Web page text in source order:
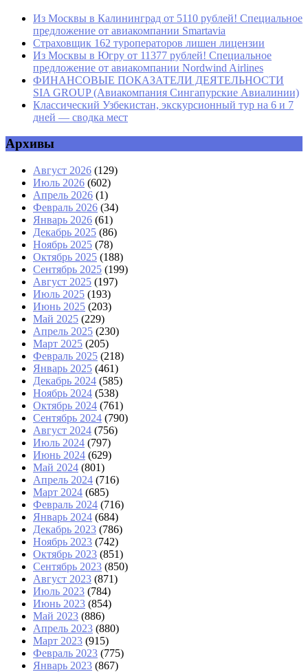
Из Москвы в Калининград от 5110 рублей! Специальное
предложение от авиакомпании Smartavia
Страховщик 162 туроператоров лишен лицензии
Из Москвы в Югру от 11377 рублей! Специальное
предложение от авиакомпании Nordwind Airlines
ФИНАНСОВЫЕ ПОКАЗАТЕЛИ ДЕЯТЕЛЬНОСТИ
SIA GROUP (Авиакомпания Сингапурские Авиалинии)
Классический Узбекистан, экскурсионный тур на 6 и 7
дней — сводка мест
Архивы
Август 2026 (129)
Июль 2026 (602)
Апрель 2026 (1)
Февраль 2026 (34)
Январь 2026 (61)
Декабрь 2025 (86)
Ноябрь 2025 (78)
Октябрь 2025 (188)
Сентябрь 2025 (199)
Август 2025 (197)
Июль 2025 (193)
Июнь 2025 (203)
Май 2025 (229)
Апрель 2025 (230)
Март 2025 (205)
Февраль 2025 (218)
Январь 2025 (461)
Декабрь 2024 (585)
Ноябрь 2024 (538)
Октябрь 2024 (761)
Сентябрь 2024 (790)
Август 2024 (756)
Июль 2024 (797)
Июнь 2024 (629)
Май 2024 (801)
Апрель 2024 (716)
Март 2024 (685)
Февраль 2024 (716)
Январь 2024 (684)
Декабрь 2023 (786)
Ноябрь 2023 (742)
Октябрь 2023 (851)
Сентябрь 2023 (850)
Август 2023 (871)
Июль 2023 (784)
Июнь 2023 (854)
Май 2023 (886)
Апрель 2023 (880)
Март 2023 (915)
Февраль 2023 (775)
Январь 2023 (867)